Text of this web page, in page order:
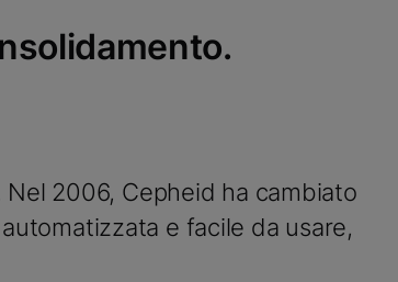
2006, Cepheid ha cambiato
e facile da usare,